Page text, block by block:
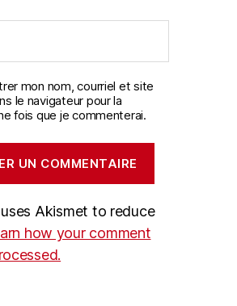
mon nom, courriel et site
le navigateur pour la
fois que je commenterai.
Akismet to reduce
how your comment